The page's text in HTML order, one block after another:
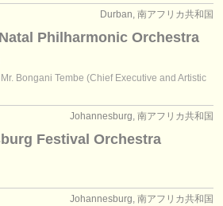
Durban, 南アフリカ共和国
Philharmonic Orchestra
Mr. Bongani Tembe (Chief Executive and Artistic
Johannesburg, 南アフリカ共和国
Festival Orchestra
Johannesburg, 南アフリカ共和国